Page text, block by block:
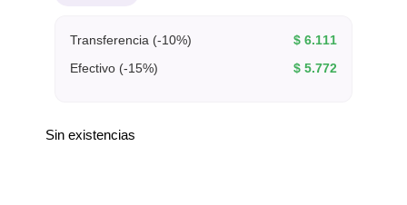
Transferencia (-10%) $ 6.111
Efectivo (-15%)
$ 5.772
Sin existencias